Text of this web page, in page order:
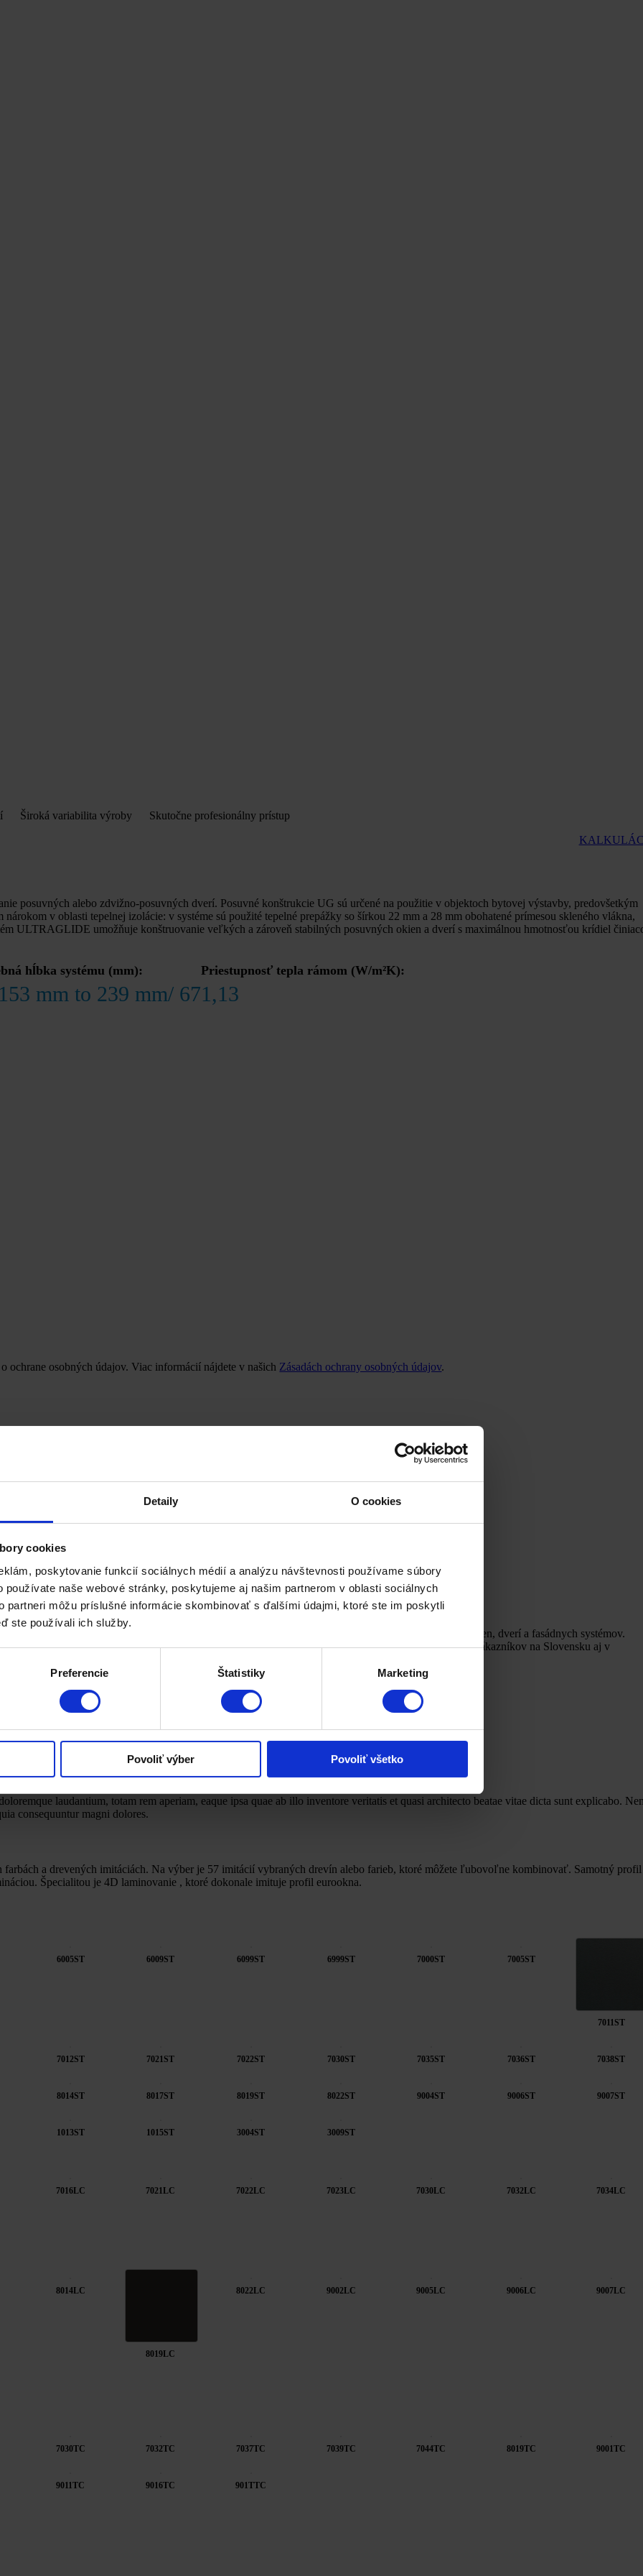
Detaily O cookies
cookies
poskytovanie funkcií sociálnych médií a analýzu návštevnosti používame súbory
používate naše webové stránky, poskytujeme aj našim partnerom v oblasti sociálnych
partneri môžu príslušné informácie skombinovať s ďalšími údajmi, ktoré ste im poskytli
ste používali ich služby.
Preferencie Štatistiky Marketing
Povoliť výber Povoliť všetko
Široká variabilita výroby
Skutočne profesionálny prístup
posuvných alebo zdvižno-posuvných dverí. Posuvné konštrukcie UG sú určené na použitie v objektoch bytovej výstavby, predovšetkým
v oblasti tepelnej izolácie: v systéme sú použité tepelné prepážky so šírkou 22 mm a 28 mm obohatené prímesou skleného vlákna,
ULTRAGLIDE umožňuje konštruovanie veľkých a zároveň stabilných posuvných okien a dverí s maximálnou hmotnosťou krídiel
hĺbka systému (mm):
mm to 239 mm/ 67
Priestupnosť tepla rámom (W/m²K):
1,13
ochrane osobných údajov. Viac informácií nájdete v našich Zásadách ochrany osobných údajov.
Certifikáty, ktoré sme získali, potvrdzujú vysoký štandard pri výrobe plastových a hliníkových okien, dverí a fasádnych systémov.
výrobných procesov. Garantujeme dlhú životnosť našich výrobkov, čím zabezpečujeme spokojnosť zákazníkov na Slovensku aj v
laudantium, totam rem aperiam, eaque ipsa quae ab illo inventore veritatis et quasi architecto beatae vitae dicta sunt explicabo.
consequuntur magni dolores.
a drevených imitáciách. Na výber je 57 imitácií vybraných drevín alebo farieb, ktoré môžete ľubovoľne kombinovať. Samotný profil
Špecialitou je 4D laminovanie , ktoré dokonale imituje profil eurookna.
6005ST 6009ST 6099ST 6999ST 7000ST 7005ST
7011ST
7012ST 7021ST 7022ST 7030ST 7035ST 7036ST 7038ST
8014ST 8017ST 8019ST 8022ST 9004ST 9006ST 9007ST
1013ST 1015ST 3004ST 3009ST
7016LC 7021LC 7022LC 7023LC 7030LC 7032LC 7034LC
8014LC
8019LC
8022LC 9002LC 9005LC 9006LC 9007LC
7030TC 7032TC 7037TC 7039TC 7044TC 8019TC 9001TC
9011TC 9016TC 901TTC